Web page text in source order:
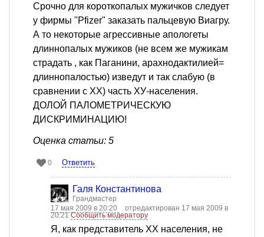
Срочно для короткопалых мужичков следует
у фирмы "Pfizer" заказать пальцевую Виагру.
А то некоторые агрессивные апологеты
длиннопалых мужиков (не всем же мужикам
страдать , как Паганини, арахнодактилией=
длиннопалостью) изведут и так слабую (в
сравнении с ХХ) часть ХУ-населения.
ДОЛОЙ ПАЛОМЕТРИЧЕСКУЮ
ДИСКРИМИНАЦИЮ!
Оценка статьи: 5
0 Ответить
Галя Константинова
Грандмастер
17 мая 2009 в 20:20
отредактирован 17 мая 2009 в
20:21Сообщить модератору
Я, как представитель ХХ населения, не